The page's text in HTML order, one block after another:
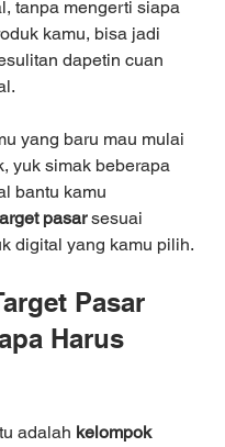
tanpa mengerti siapa
kamu, bisa jadi
dapetin cuan
yang baru mau mulai
yuk simak beberapa
bantu kamu
pasar sesuai
digital yang kamu pilih.
Pasar
Harus
adalah kelompok